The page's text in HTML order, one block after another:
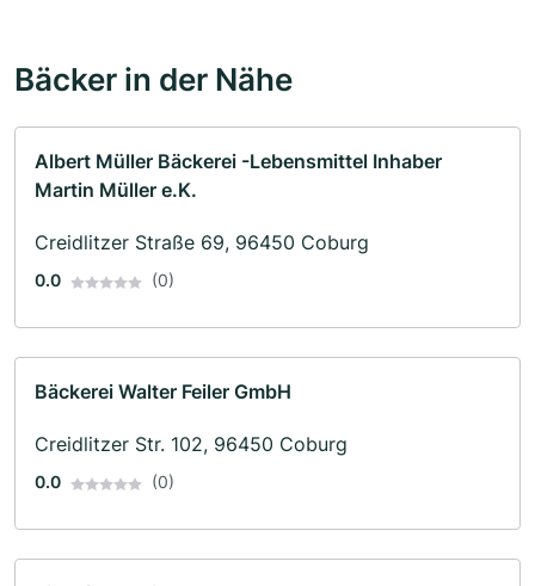
Bäcker in der Nähe
Albert Müller Bäckerei -Lebensmittel Inhaber
Martin Müller e.K.
Creidlitzer Straße 69, 96450 Coburg
0.0 (0)
Bäckerei Walter Feiler GmbH
Creidlitzer Str. 102, 96450 Coburg
0.0 (0)